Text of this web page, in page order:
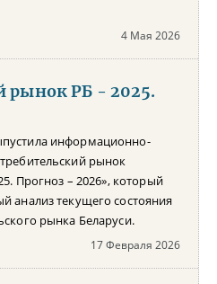
4 Мая 2026
рынок РБ - 2025.
информационно-
рынок
Прогноз – 2026», который
анализ текущего состояния
рынка Беларуси.
17 Февраля 2026